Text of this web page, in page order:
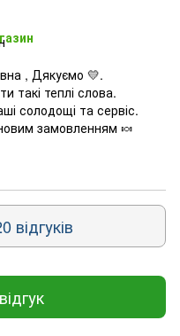
, Дякуємо 💛.
такі теплі слова.
солодощі та сервіс.
замовленням 🍬
відгуків